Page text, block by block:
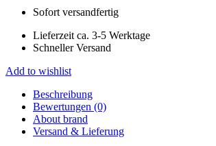
Sofort versandfertig
Lieferzeit ca. 3-5 Werktage
Schneller Versand
Add to wishlist
Beschreibung
Bewertungen (0)
About brand
Versand & Lieferung